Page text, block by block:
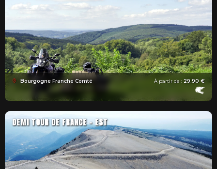
Bourgogne Franche Comté À partir de : 29.90 €
DEMI TOUR DE FRANCE - EST